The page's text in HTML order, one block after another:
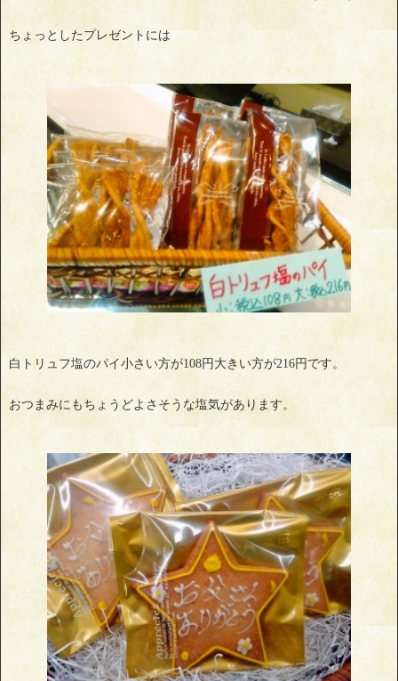
ちょっとしたプレゼントには
白トリュフ塩のパイ小さい方が108円大きい方が216円です。
おつまみにもちょうどよさそうな塩気があります。